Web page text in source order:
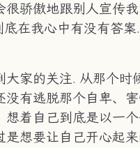
骄傲地跟别人宣传
在我心中有没有答
家的关注. 从那个
有逃脱那个自卑、
着自己到底是以一
想要让自己开心起